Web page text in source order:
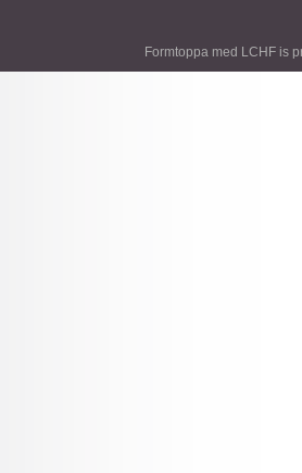
Formtoppa med LCHF is